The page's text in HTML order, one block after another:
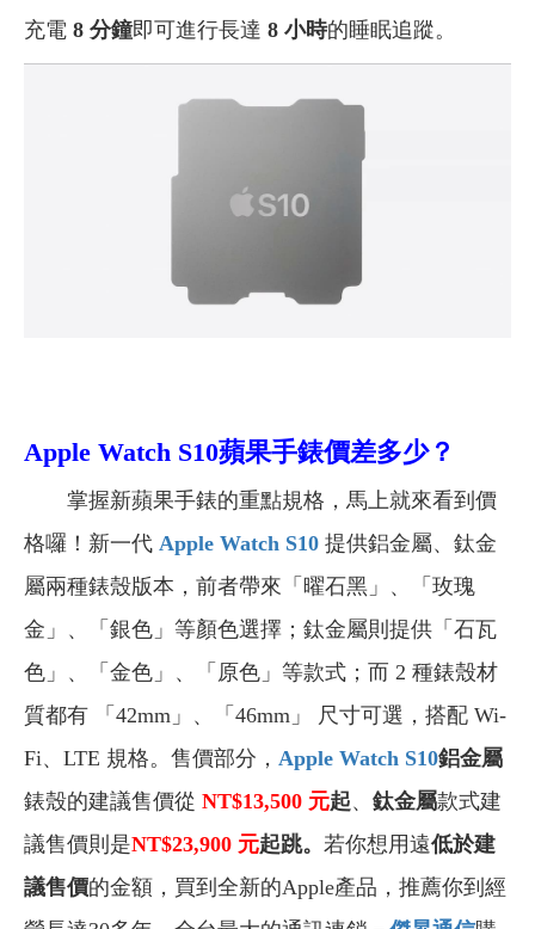
充電 8 分鐘即可進行長達 8 小時的睡眠追蹤。
Apple Watch S10蘋果手錶價差多少？
掌握新蘋果手錶的重點規格，馬上就來看到價
格囉！新一代 Apple Watch S10 提供鋁金屬、鈦金
屬兩種錶殼版本，前者帶來「曜石黑」、「玫瑰
金」、「銀色」等顏色選擇；鈦金屬則提供「石瓦
色」、「金色」、「原色」等款式；而 2 種錶殼材
質都有 「42mm」、「46mm」 尺寸可選，搭配 Wi-
Fi、LTE 規格。售價部分， Apple Watch S10鋁金屬
錶殼的建議售價從 NT$13,500 元起、 鈦金屬款式建
議售價則是NT$23,900 元起跳。 若你想用遠低於建
議售價的金額，買到全新的Apple產品，推薦你到經